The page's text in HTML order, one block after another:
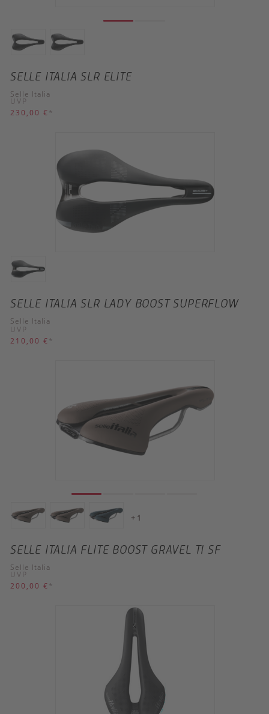
SELLE ITALIA SLR ELITE
Selle Italia
UVP
230,00 € *
SELLE ITALIA SLR LADY BOOST SUPERFLOW
Selle Italia
UVP
210,00 € *
+ 1
SELLE ITALIA FLITE BOOST GRAVEL TI SF
Selle Italia
UVP
200,00 € *